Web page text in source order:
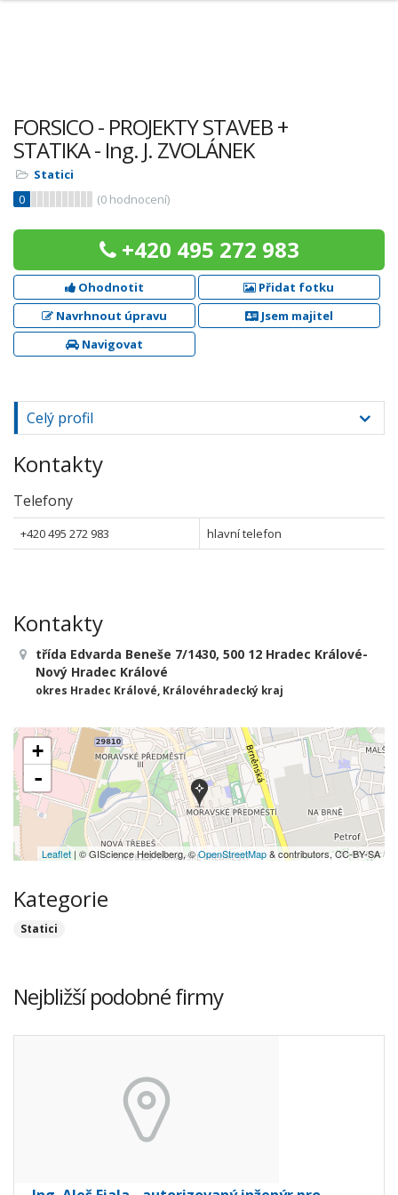
FORSICO - PROJEKTY STAVEB +
STATIKA - Ing. J. ZVOLÁNEK
Statici
0
(0 hodnocení)
+420 495 272 983
Ohodnotit
Přidat fotku
Navrhnout úpravu
Jsem majitel
Navigovat
Celý profil
Kontakty
Telefony
+420 495 272 983 hlavní telefon
Kontakty
třída Edvarda Beneše 7/1430, 500 12 Hradec Králové-
Nový Hradec Králové
okres Hradec Králové, Královéhradecký kraj
+
-
Leaflet | © GIScience Heidelberg, ©OpenStreetMap& contributors, CC-BY-SA
Kategorie
Statici
Nejbližší podobné firmy